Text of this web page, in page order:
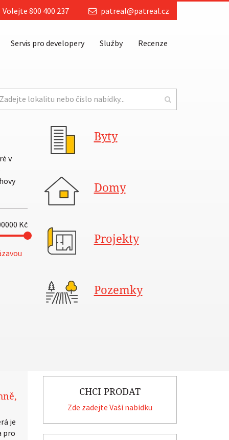
Volejte 800 400 237 patreal@patreal.cz
Servis pro developery Služby
Recenze
v
Kč
Byty
Domy
Projekty
Pozemky
je
pro
CHCI PRODAT
Zde zadejte Vaší nabídku